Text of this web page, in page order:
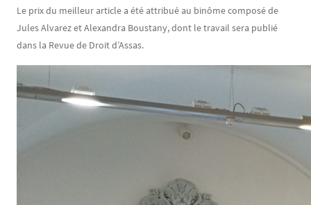
Le prix du meilleur article a été attribué au binôme composé de
Jules Alvarez et Alexandra Boustany, dont le travail sera publié
dans la Revue de Droit d’Assas.